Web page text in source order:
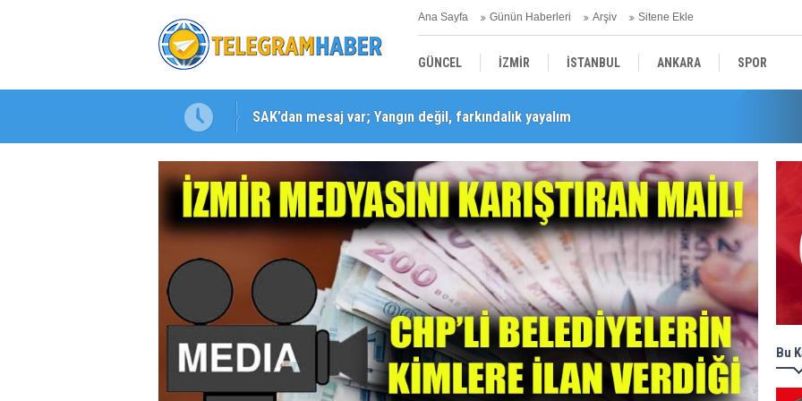
Ana Sayfa Günün Haberleri Arşiv Sitene Ekle
GÜNCEL İZMİR İSTANBUL ANKARA SPOR
YEREL SAĞLIK
SAK’dan mesaj var; Yangın değil, farkındalık yayalım
Karabağlar ‘da Gazeteci Barış Selçuk saygıyla anıldı
Bu